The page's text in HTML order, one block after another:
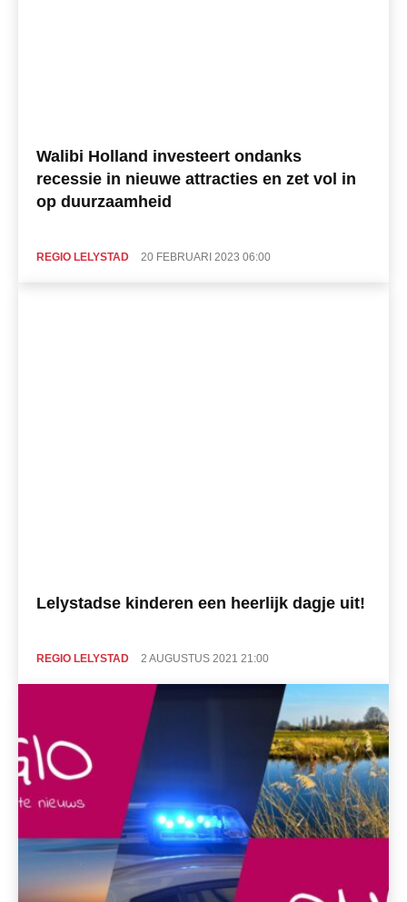
Walibi Holland investeert ondanks
recessie in nieuwe attracties en zet vol in
op duurzaamheid
REGIO LELYSTAD 20 FEBRUARI 2023 06:00
Lelystadse kinderen een heerlijk dagje uit!
REGIO LELYSTAD 2 AUGUSTUS 2021 21:00